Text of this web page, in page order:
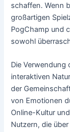
schaffen. Wenn
großartigen
PogChamp und
sowohl
Die Verwendung
interaktiven
der
von Emotionen
Online-Kultur
Nutzern, die